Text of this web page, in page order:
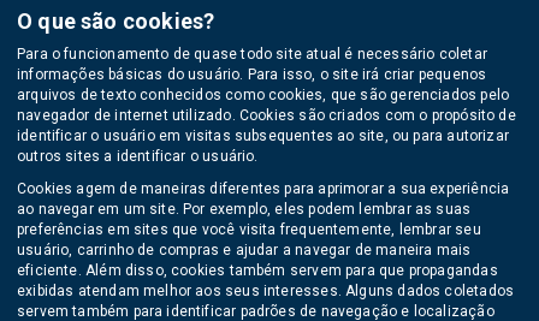
O que são cookies?
Para o funcionamento de quase todo site atual é necessário coletar
informações básicas do usuário. Para isso, o site irá criar pequenos
arquivos de texto conhecidos como cookies, que são gerenciados pelo
navegador de internet utilizado. Cookies são criados com o propósito de
identificar o usuário em visitas subsequentes ao site, ou para autorizar
outros sites a identificar o usuário.
Cookies agem de maneiras diferentes para aprimorar a sua experiência
ao navegar em um site. Por exemplo, eles podem lembrar as suas
preferências em sites que você visita frequentemente, lembrar seu
usuário, carrinho de compras e ajudar a navegar de maneira mais
eficiente. Além disso, cookies também servem para que propagandas
exibidas atendam melhor aos seus interesses. Alguns dados coletados
servem também para identificar padrões de navegação e localização